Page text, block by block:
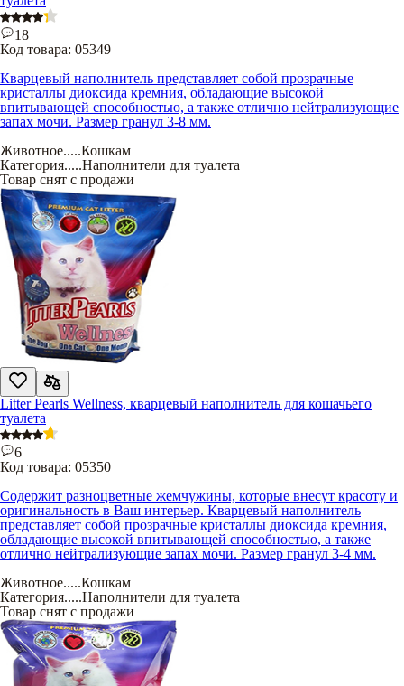
18
Код товара: 05349
Кварцевый наполнитель представляет собой прозрачные
кристаллы диоксида кремния, обладающие высокой
впитывающей способностью, а также отлично нейтрализующие
запах мочи. Размер гранул 3-8 мм.
Животное.....Кошкам
Категория.....Наполнители для туалета
Товар снят с продажи
Litter Pearls Wellness, кварцевый наполнитель для кошачьего
туалета
6
Код товара: 05350
Содержит разноцветные жемчужины, которые внесут красоту и
оригинальность в Ваш интерьер. Кварцевый наполнитель
представляет собой прозрачные кристаллы диоксида кремния,
обладающие высокой впитывающей способностью, а также
отлично нейтрализующие запах мочи. Размер гранул 3-4 мм.
Животное.....Кошкам
Категория.....Наполнители для туалета
Товар снят с продажи